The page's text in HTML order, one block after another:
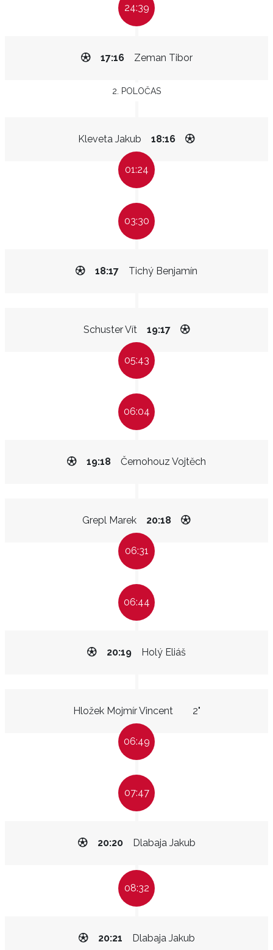
24:39
Zeman Tibor
17:16
2. POLOČAS
Kleveta Jakub 18:16
01:24
03:30
Tichý Benjamín
18:17
Schuster Vít 19:17
05:43
06:04
Černohouz Vojtěch
19:18
Grepl Marek 20:18
06:31
06:44
Holý Eliáš
20:19
Hložek Mojmír Vincent 2"
06:49
07:47
Dlabaja Jakub
20:20
08:32
Dlabaja Jakub
20:21